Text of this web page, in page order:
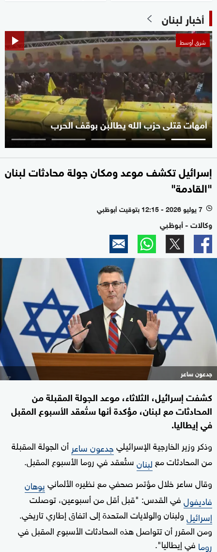
أخبار لبنان
شرق أوسط
أمهات قتلى حزب الله يطالبن بوقف الحرب
إسرائيل تكشف موعد ومكان جولة محادثات لبنان
"القادمة"
l 7 يوليو 2026 - 12:15 بتوقيت أبوظبي
وكالات - أبوظبي
جدعون ساعر
كشفت إسرائيل، الثلاثاء، موعد الجولة المقبلة من
المحادثات مع لبنان، مؤكدة أنها ستُعقد الأسبوع المقبل
في إيطاليا.
وذكر وزير الخارجية الإسرائيليجدعون ساعر أن الجولة المقبلة
من المحادثات معلبنانستُعقد في روما الأسبوع المقبل.
وقال ساعر خلال مؤتمر صحفي مع نظيره الألمانييوهان
فاديفولفي القدس: "قبل أقل من أسبوعين، توصلت
إسرائيلولبنان والولايات المتحدة إلى اتفاق إطاري تاريخي.
ومن المقرر أن تتواصل هذه المحادثات الأسبوع المقبل في
روما في إيطاليا".